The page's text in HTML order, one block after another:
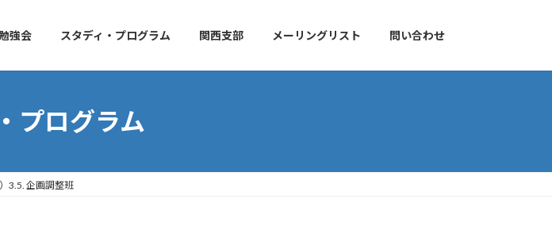
強会 スタディ・プログラム 関西支部 メーリングリスト 問い合わせ
プログラム
3.5. 企画調整班